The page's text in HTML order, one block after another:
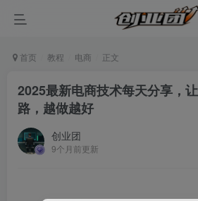
首页 教程 电商 正文
2025最新电商技术每天分享，
路，越做越好
创业团
9个月前更新